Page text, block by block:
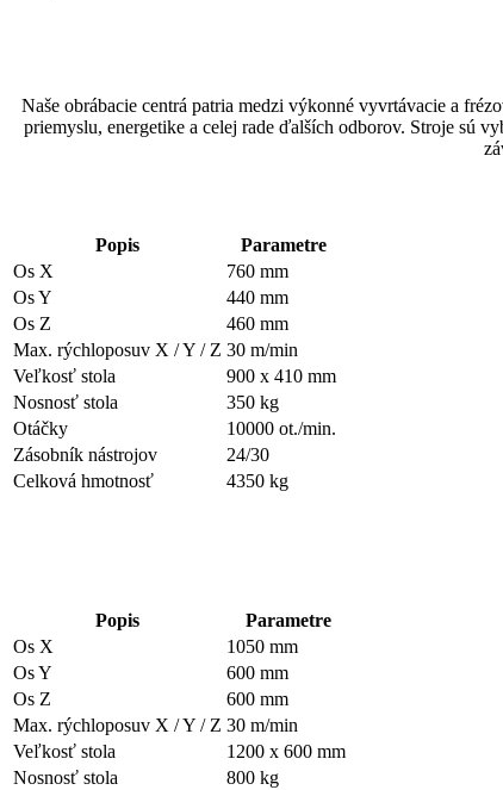
Naše obrábacie centrá patria medzi výkonné vyvrtávacie a
priemyslu, energetike a celej rade ďalších odborov. Stroje sú
Popis
Parametre
Os X
760 mm
Os Y
440 mm
Os Z
460 mm
Max. rýchloposuv X / Y / Z 30 m/min
Veľkosť stola
900 x 410 mm
Nosnosť stola
350 kg
Otáčky
10000 ot./min.
Zásobník nástrojov
24/30
Celková hmotnosť
4350 kg
Popis
Parametre
Os X
1050 mm
Os Y
600 mm
Os Z
600 mm
Max. rýchloposuv X / Y / Z 30 m/min
Veľkosť stola
1200 x 600 mm
Nosnosť stola
800 kg